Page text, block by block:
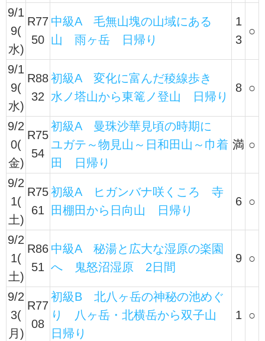
9/1
9(
水)
R77
50
中級A 毛無山塊の山域にある
山 雨ヶ岳 日帰り
1
3
○
9/1
9(
水)
R88
32
初級A 変化に富んだ稜線歩き
水ノ塔山から東篭ノ登山 日帰り
8 ○
9/2
0(
金)
R75
54
初級A 曼珠沙華見頃の時期に
ユガテ～物見山～日和田山～巾着
田 日帰り
満 ○
9/2
1(
土)
R75
61
初級A ヒガンバナ咲くころ 寺
田棚田から日向山 日帰り
6 ○
9/2
1(
土)
R86
51
中級A 秘湯と広大な湿原の楽園
へ 鬼怒沼湿原 2日間
9 ○
9/2
3(
月)
R77
08
初級B 北八ヶ岳の神秘の池めぐ
り 八ヶ岳・北横岳から双子山
日帰り
1 ○